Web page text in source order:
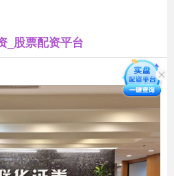
_股票配资平台